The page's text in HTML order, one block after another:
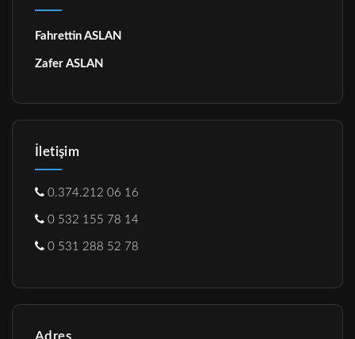
Fahrettin ASLAN
Zafer ASLAN
İletişim
0.374.212 06 16
0 532 155 78 14
0 531 288 52 78
Adres